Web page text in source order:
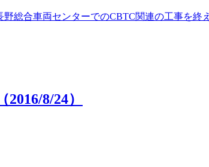
総合車両センターでのCBTC関連の工事を
8/24）